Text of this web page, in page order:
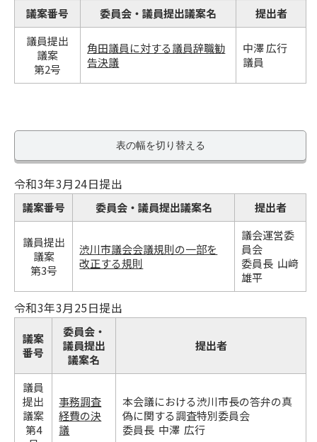
議案番号 委員会・議員提出議案名
提出者
議員提出
議案
第2号
角田議員に対する議員辞職勧
告決議
中澤 広行
議員
表の幅を切り替える
令和3年3月24日提出
議案番号 委員会・議員提出議案名 提出者
議員提出
議案
第3号
渋川市議会会議規則の一部を
改正する規則
議会運営委
員会
委員長 山﨑
雄平
令和3年3月25日提出
議案
番号
委員会・
議員提出
議案名
提出者
議員
提出
議案
第4
事務調査
経費の決
議
本会議における渋川市長の答弁の真
偽に関する調査特別委員会
委員長 中澤 広行